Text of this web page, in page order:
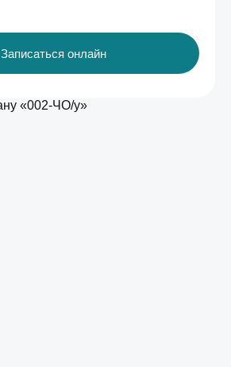
Записаться онлайн